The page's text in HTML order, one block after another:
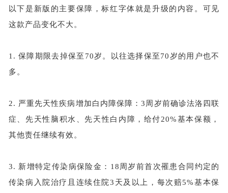
以下是新版的主要保障，标红字体就是升级的内容。可见
这款产品变化不大。
1.保障期限去掉保至 70岁。以往选择保至70岁的用户也不
多。
2. 严重先天性疾病增加白内障保障：3周岁前确诊法洛四联
症、先天性脑积水、先天性白内障，给付20%基本保额，
其他责任继续有效。
3. 新增特定传染病保险金： 18周岁前首次罹患合同约定的
传染病入院治疗且连续住院3天及以上，每次赔5%基本保